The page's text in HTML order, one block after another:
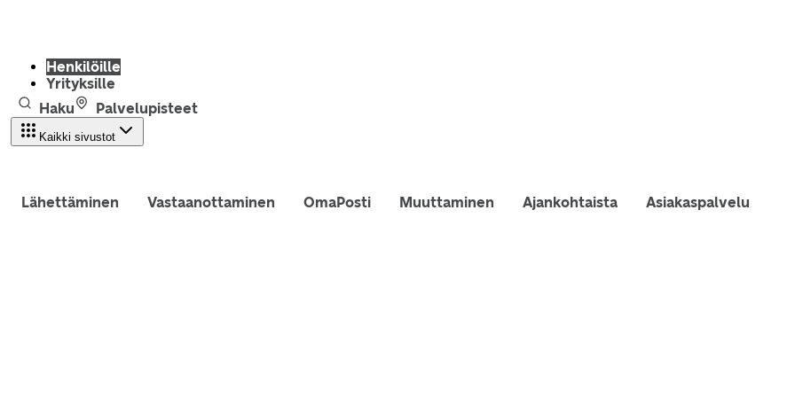
Henkilöille
Yrityksille
Haku
Palvelupisteet
Kaikki sivustot
Lähettäminen Vastaanottaminen OmaPosti Muuttaminen Ajankohtaista Asiakaspalvelu